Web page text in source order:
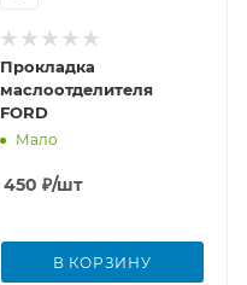
Прокладка
маслоотделителя
FORD
Мало
450 ₽/шт
В КОРЗИНУ